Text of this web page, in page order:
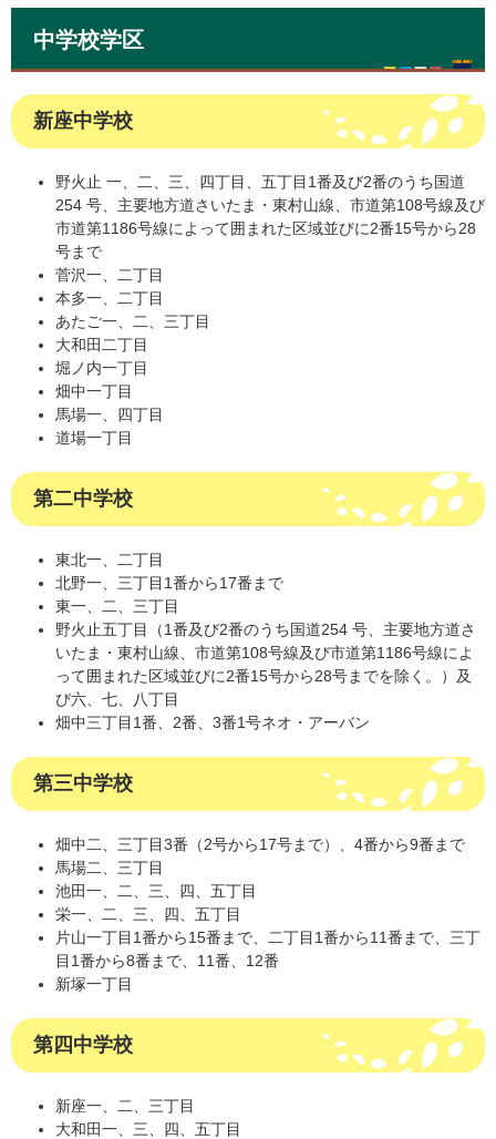
中学校学区
新座中学校
野火止 一、二、三、四丁目、五丁目1番及び2番のうち国道
254 号、主要地方道さいたま・東村山線、市道第108号線及び
市道第1186号線によって囲まれた区域並びに2番15号から28
号まで
菅沢一、二丁目
本多一、二丁目
あたご一、二、三丁目
大和田二丁目
堀ノ内一丁目
畑中一丁目
馬場一、四丁目
道場一丁目
第二中学校
東北一、二丁目
北野一、三丁目1番から17番まで
東一、二、三丁目
野火止五丁目（1番及び2番のうち国道254 号、主要地方道さ
いたま・東村山線、市道第108号線及び市道第1186号線によ
って囲まれた区域並びに2番15号から28号までを除く。）及
び六、七、八丁目
畑中三丁目1番、2番、3番1号ネオ・アーバン
第三中学校
畑中二、三丁目3番（2号から17号まで）、4番から9番まで
馬場二、三丁目
池田一、二、三、四、五丁目
栄一、二、三、四、五丁目
片山一丁目1番から15番まで、二丁目1番から11番まで、三丁
目1番から8番まで、11番、12番
新塚一丁目
第四中学校
新座一、二、三丁目
大和田一、三、四、五丁目